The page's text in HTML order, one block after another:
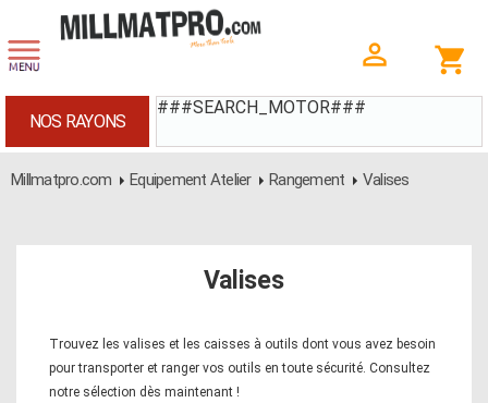
###SEARCH_MOTOR###
NOS RAYONS
Millmatpro.com Equipement Atelier Rangement Valises
Valises
Trouvez les valises et les caisses à outils dont vous avez besoin
pour transporter et ranger vos outils en toute sécurité. Consultez
notre sélection dès maintenant !